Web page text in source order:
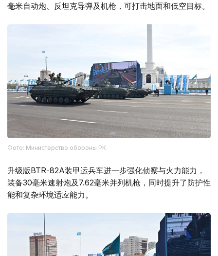
毫米自动炮、反坦克导弹及机枪，可打击地面和低空目标。
Фото: Министерство обороны РК
升级版BTR-82A装甲运兵车进一步强化侦察与火力能力，
装备30毫米速射炮及7.62毫米并列机枪，同时提升了防护性
能和复杂环境适应能力。